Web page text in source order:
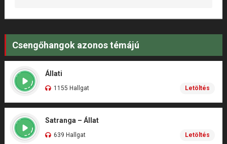
Csengőhangok azonos témájú
Állati
1155 Hallgat Letöltés
Satranga – Állat
639 Hallgat Letöltés